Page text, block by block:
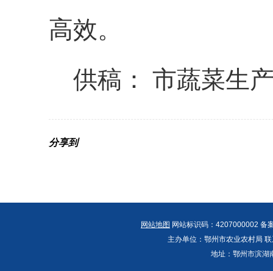
高效。
供稿： 市蔬菜生
分享到
网站地图 网站标识码：4207000002
主办单位：鄂州市农业农村局
地址：鄂州市滨湖